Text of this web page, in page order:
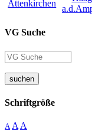
VG Suche
suchen
Schriftgröße
A A A